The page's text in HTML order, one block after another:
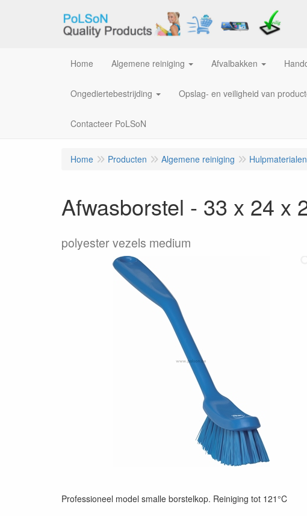
Home Algemene reiniging Afvalbakken
Ongediertebestrijding Opslag- en veiligheid van
Contacteer PoLSoN
Home Producten Algemene reiniging Hulpmaterialen
Afwasborstel - 33 x 24 x
polyester vezels medium
Professioneel model smalle borstelkop. Reiniging tot 121°C